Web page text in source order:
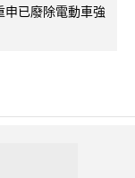
已廢除電動車強